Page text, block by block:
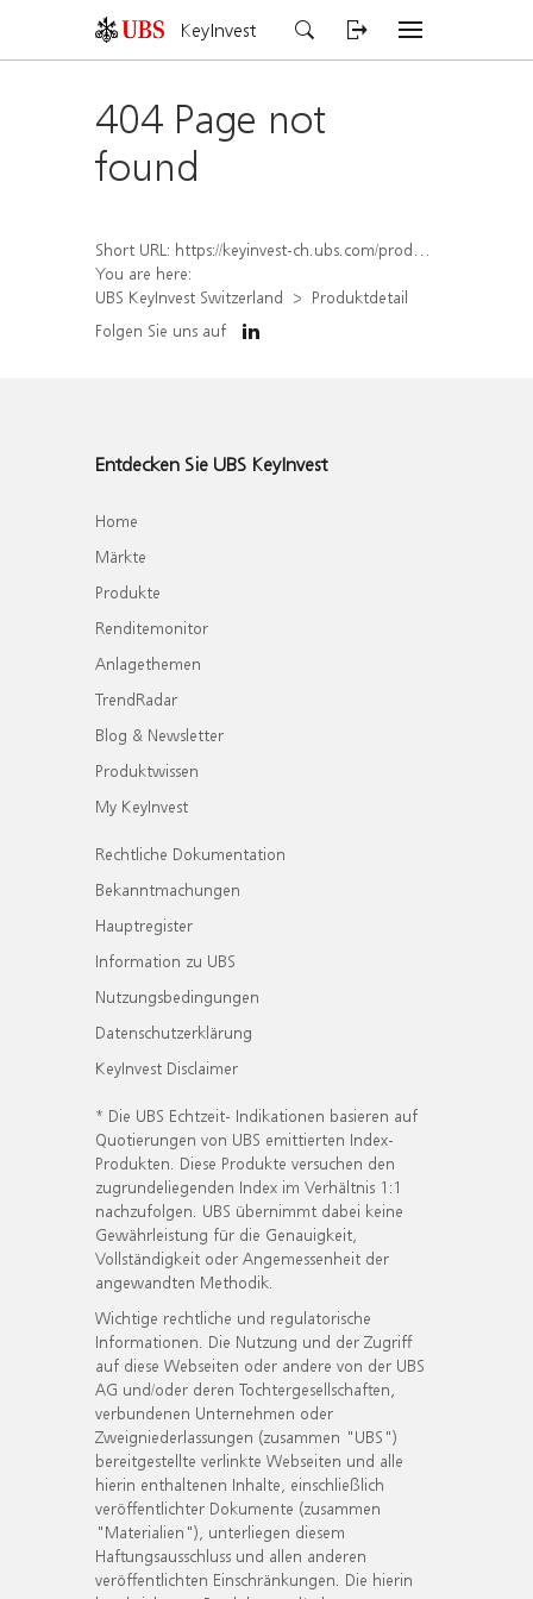
KeyInvest
404 Page not
found
Short URL: https://keyinvest-ch.ubs.com/produkt/detail/index/isin/CH1258909360
You are here:
UBS KeyInvest Switzerland
Produktdetail
Folgen Sie uns auf
Entdecken Sie UBS KeyInvest
Home
Märkte
Produkte
Renditemonitor
Anlagethemen
TrendRadar
Blog & Newsletter
Produktwissen
My KeyInvest
Rechtliche Dokumentation
Bekanntmachungen
Hauptregister
Information zu UBS
Nutzungsbedingungen
Datenschutzerklärung
KeyInvest Disclaimer
* Die UBS Echtzeit- Indikationen basieren auf
Quotierungen von UBS emittierten Index-
Produkten. Diese Produkte versuchen den
zugrundeliegenden Index im Verhältnis 1:1
nachzufolgen. UBS übernimmt dabei keine
Gewährleistung für die Genauigkeit,
Vollständigkeit oder Angemessenheit der
angewandten Methodik.
Wichtige rechtliche und regulatorische
Informationen. Die Nutzung und der Zugriff
auf diese Webseiten oder andere von der UBS
AG und/oder deren Tochtergesellschaften,
verbundenen Unternehmen oder
Zweigniederlassungen (zusammen "UBS")
bereitgestellte verlinkte Webseiten und alle
hierin enthaltenen Inhalte, einschließlich
veröffentlichter Dokumente (zusammen
"Materialien"), unterliegen diesem
Haftungsausschluss und allen anderen
veröffentlichten Einschränkungen. Die hierin